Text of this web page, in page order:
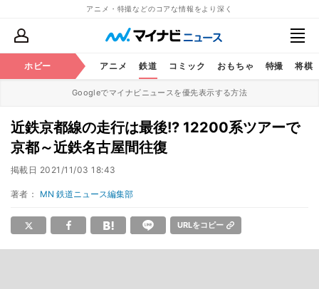
アニメ・特撮などのコアな情報をより深く
ホビー アニメ 鉄道 コミック おもちゃ 特撮 将棋
Googleでマイナビニュースを優先表示する方法
近鉄京都線の走行は最後!? 12200系ツアーで
京都～近鉄名古屋間往復
掲載日 2021/11/03 18:43
著者： MN 鉄道ニュース編集部
URLをコピー